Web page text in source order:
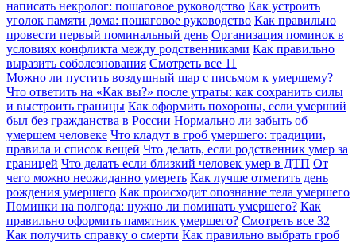
написать некролог: пошаговое руководство Как устроить
уголок памяти дома: пошаговое руководство Как правильно
провести первый поминальный день Организация поминок в
условиях конфликта между родственниками Как правильно
выразить соболезнования Смотреть все 11
Можно ли пустить воздушный шар с письмом к умершему?
Что ответить на «Как вы?» после утраты: как сохранить силы
и выстроить границы Как оформить похороны, если умерший
был без гражданства в России Нормально ли забыть об
умершем человеке Что кладут в гроб умершего: традиции,
правила и список вещей Что делать, если родственник умер за
границей Что делать если близкий человек умер в ДТП От
чего можно неожиданно умереть Как лучше отметить день
рождения умершего Как происходит опознание тела умершего
Поминки на полгода: нужно ли поминать умершего? Как
правильно оформить памятник умершего? Смотреть все 32
Как получить справку о смерти Как правильно выбрать гроб